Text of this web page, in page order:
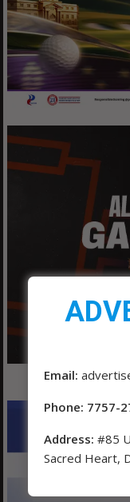
Email:
Phone: 7757-
Address: #85
Sacred Heart,